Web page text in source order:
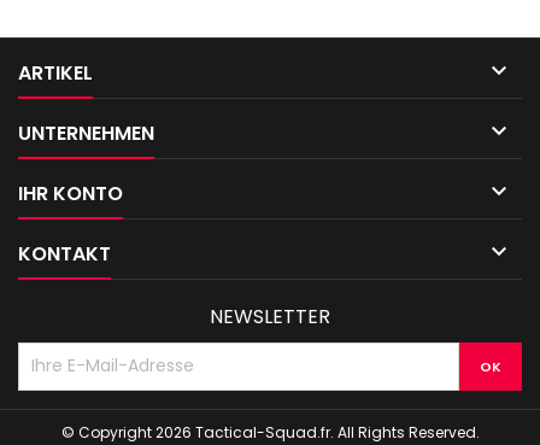
ARTIKEL 
UNTERNEHMEN 
IHR KONTO 
KONTAKT 
NEWSLETTER
© Copyright 2026 Tactical-Squad.fr. All Rights Reserved.